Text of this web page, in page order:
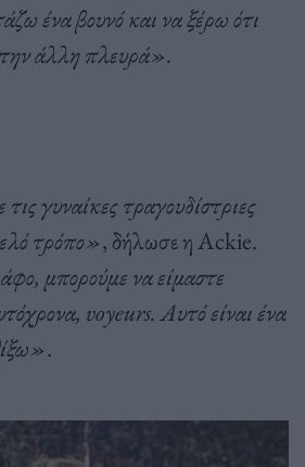
ένα βουνό και να ξέρω ότι
άλλη πλευρά».
γυναίκες τραγουδίστριες
τρόπο», δήλωσε η Ackie.
μπορούμε να είμαστε
voyeurs. Αυτό είναι ένα
.